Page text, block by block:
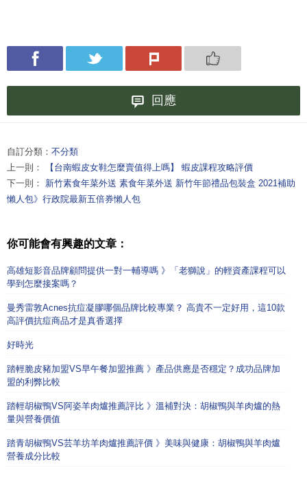
回應
自訂分類： 不分類
上一則：
【台南蝦皮女鞋怎麼賣值得上嗎】 蝦皮課程攻略評價
下一則： 新竹素食年菜外送 素食年菜外送 新竹年節禮品包裝盒 2021補助
懶人包》行政院最新五倍券懶人包
你可能會有興趣的文章：
高雄短影音品牌顧問提供一對一輔導嗎 》「老獅說」的輕資產課程可以
學到怎麼接案嗎？
曼秀雷敦Acnes抗痘凝膠哪個品牌比較專業？ 高貴不一定好用，這10款
高評價抗痘商品才是真香選擇
好時光
踏輕脆皮豬加盟VS早午餐加盟推薦 》產品供應是否穩定？成功品牌加
盟的利弊比較
踏輕胡椒鴨VS阿姿羊肉爐推薦評比 》溫補對決：胡椒鴨與羊肉爐的熱
量與營養價值
踏青胡椒鴨VS芸羊坊羊肉爐推薦評價 》美味與健康：胡椒鴨與羊肉爐
營養成分比較